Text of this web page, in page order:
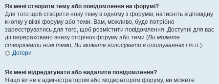
Як мені створити тему або повідомлення на форумі?
Для того щоб створити нову тему в одному з форумів, натисніть відповідну
кнопку у вікні форуму або теми. Вам, можливо, буде потрібно
зареєструватись для того, щоб розмістити повідомлення. Доступні для вас
дії перераховано внизу сторінок форуму або теми (Ви можете
створювати нові теми, Ви можете голосувати в опитуваннях і т.п.).
Догори
Як мені відредагувати або видалити повідомлення?
Якщо ви не є адміністратором або модератором форуму, ви можете